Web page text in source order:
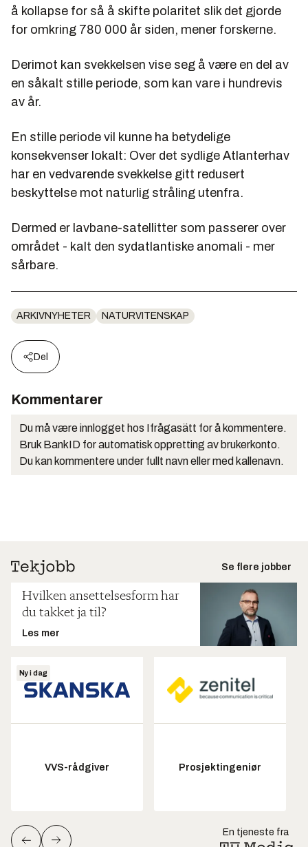
å kollapse for så å skifte polaritet slik det gjorde
for omkring 780 000 år siden, mener forskerne.
Derimot kan svekkelsen vise seg å være en del av
en såkalt stille periode, som kan vare i hundrevis
av år.
En stille periode vil kunne ha betydelige
konsekvenser lokalt: Over det sydlige Atlanterhav
har en vedvarende svekkelse gitt redusert
beskyttelse mot naturlig stråling utenfra.
Dermed er lavbane-satellitter som passerer over
området - kalt den sydatlantiske anomali - mer
sårbare.
ARKIVNYHETER NATURVITENSKAP
Del
Kommentarer
Du må være innlogget hos Ifrågasätt for å kommentere.
Bruk BankID for automatisk oppretting av brukerkonto.
Du kan kommentere under fullt navn eller med kallenavn.
Se flere jobber
Hvilken ansettelsesform har
du takket ja til?
Les mer
Ny i dag
VVS-rådgiver Prosjektingeniør
En tjeneste fra